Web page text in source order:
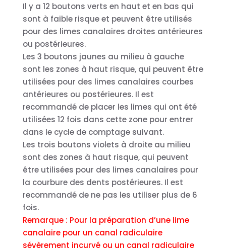
Il y a 12 boutons verts en haut et en bas qui
sont à faible risque et peuvent être utilisés
pour des limes canalaires droites antérieures
ou postérieures.
Les 3 boutons jaunes au milieu à gauche
sont les zones à haut risque, qui peuvent être
utilisées pour des limes canalaires courbes
antérieures ou postérieures. Il est
recommandé de placer les limes qui ont été
utilisées 12 fois dans cette zone pour entrer
dans le cycle de comptage suivant.
Les trois boutons violets à droite au milieu
sont des zones à haut risque, qui peuvent
être utilisées pour des limes canalaires pour
la courbure des dents postérieures. Il est
recommandé de ne pas les utiliser plus de 6
fois.
Remarque : Pour la préparation d’une lime
canalaire pour un canal radiculaire
sévèrement incurvé ou un canal radiculaire